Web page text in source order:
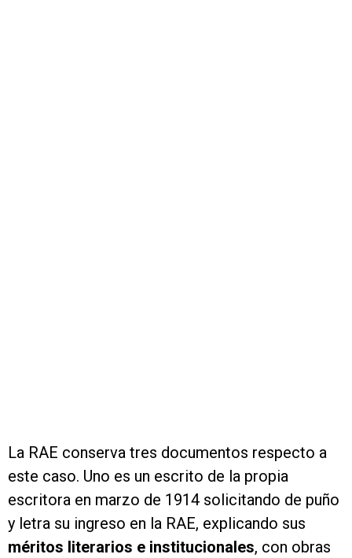
La RAE conserva tres documentos respecto a
este caso. Uno es un escrito de la propia
escritora en marzo de 1914 solicitando de puño
y letra su ingreso en la RAE, explicando sus
méritos literarios e institucionales, con obras